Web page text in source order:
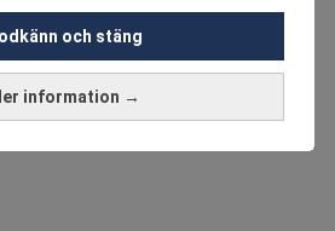
ytterligare i vårcookie-policy
personuppgifter för dessa syften:
liknande tekniker, anpassning av
information →
och stäng